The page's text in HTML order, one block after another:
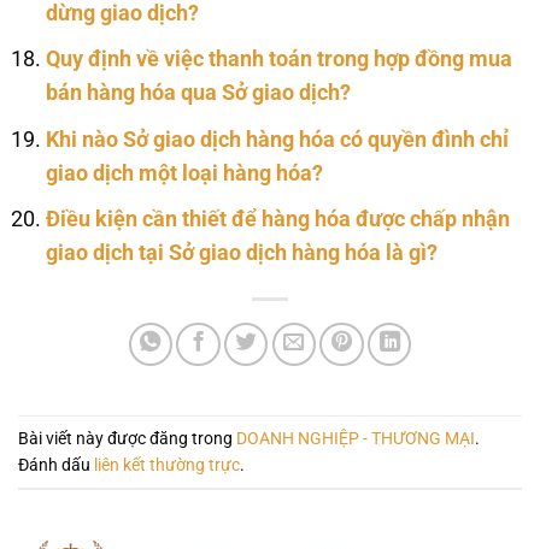
dừng giao dịch?
Quy định về việc thanh toán trong hợp đồng mua
bán hàng hóa qua Sở giao dịch?
Khi nào Sở giao dịch hàng hóa có quyền đình chỉ
giao dịch một loại hàng hóa?
Điều kiện cần thiết để hàng hóa được chấp nhận
giao dịch tại Sở giao dịch hàng hóa là gì?
Bài viết này được đăng trong DOANH NGHIỆP - THƯƠNG MẠI.
Đánh dấu liên kết thường trực.